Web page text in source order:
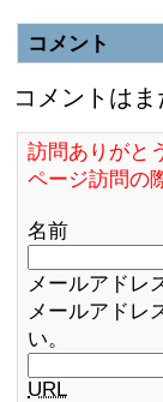
コメント
コメントはま
訪問ありがと
ページ訪問の
名前
メールアドレ
メールアドレ
い。
URL